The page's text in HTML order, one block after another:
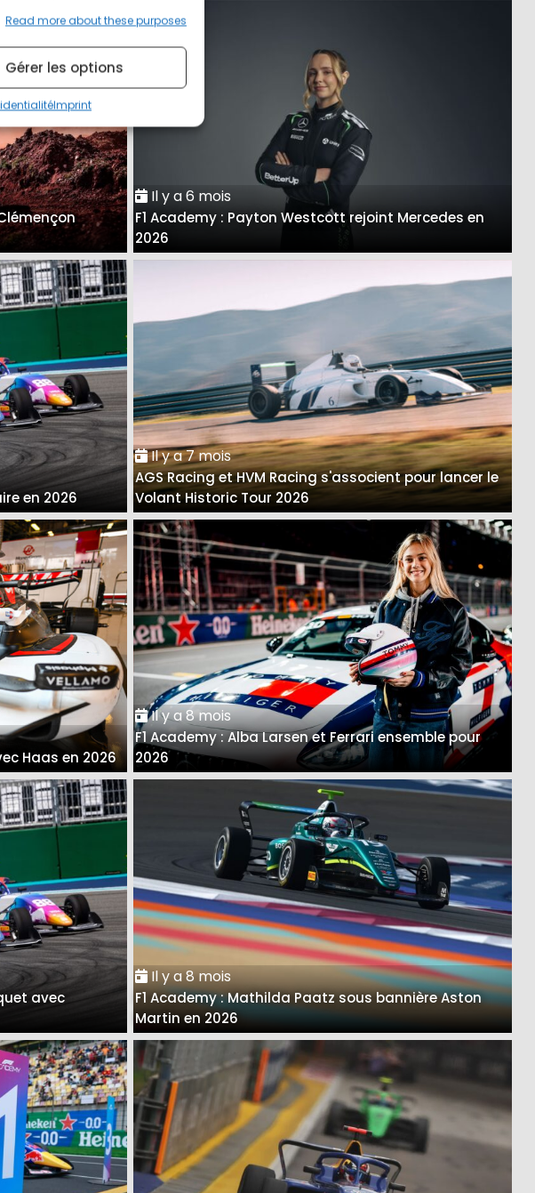
Read more about these purposes
Gérer les options
Imprint
Il y a 6 mois
F1 Academy : Payton Westcott rejoint Mercedes en
2026
en 2026
Il y a 7 mois
AGS Racing et HVM Racing s'associent pour lancer le
Volant Historic Tour 2026
Haas en 2026
Il y a 8 mois
F1 Academy : Alba Larsen et Ferrari ensemble pour
2026
avec
Il y a 8 mois
F1 Academy : Mathilda Paatz sous bannière Aston
Martin en 2026